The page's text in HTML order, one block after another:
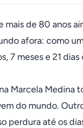
mais de 80 anos
afora: como
7 meses e 21
Marcela Medina
do mundo.
perdura até os